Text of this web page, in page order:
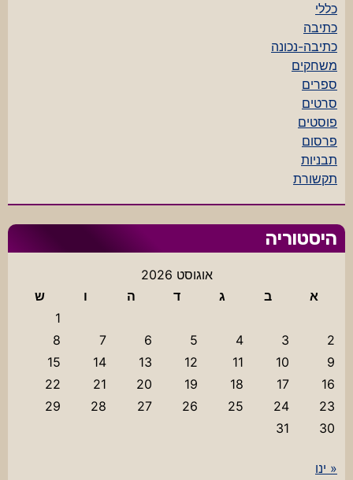
כללי
כתיבה
כתיבה-נכונה
משחקים
ספרים
סרטים
פוסטים
פרסום
תבניות
תקשורת
היסטוריה
אוגוסט 2026
א
ב ג ד ה ו
ש
1
2
3
4
5
6
7
8
9
10
11
12
13
14
15
16
17
18
19
20
21
22
23
24
25
26
27
28
29
30
31
« ינו